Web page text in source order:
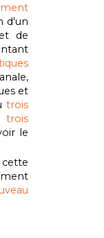
d'un
de
et
trois
trois
le